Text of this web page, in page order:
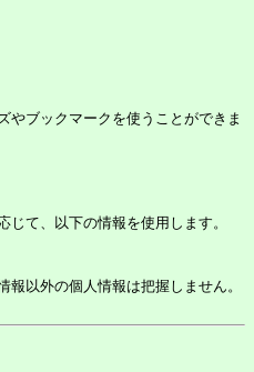
ブックマークを使うことができま
て、以下の情報を使用します。
以外の個人情報は把握しません。